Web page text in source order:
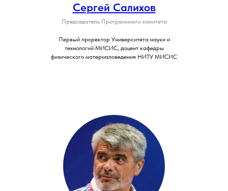
Сергей Салихов
Председатель Программного комитета
Первый проректор Университета науки и
технологий МИСИС, доцент кафедры
физического материаловедения НИТУ МИСИС